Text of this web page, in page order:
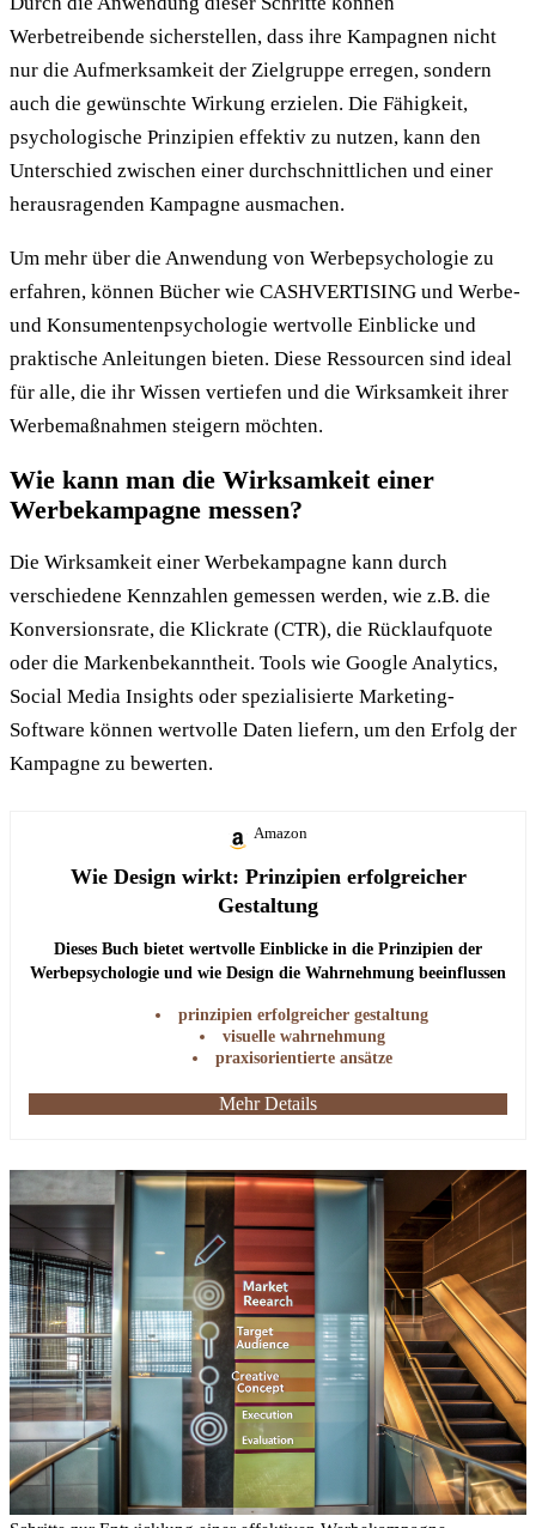
Werbetreibende sicherstellen, dass ihre Kampagnen nicht
nur die Aufmerksamkeit der Zielgruppe erregen, sondern
auch die gewünschte Wirkung erzielen. Die Fähigkeit,
psychologische Prinzipien effektiv zu nutzen, kann den
Unterschied zwischen einer durchschnittlichen und einer
herausragenden Kampagne ausmachen.
Um mehr über die Anwendung von Werbepsychologie zu
erfahren, können Bücher wie CASHVERTISING und Werbe-
und Konsumentenpsychologie wertvolle Einblicke und
praktische Anleitungen bieten. Diese Ressourcen sind ideal
für alle, die ihr Wissen vertiefen und die Wirksamkeit ihrer
Werbemaßnahmen steigern möchten.
Wie kann man die Wirksamkeit einer
Werbekampagne messen?
Die Wirksamkeit einer Werbekampagne kann durch
verschiedene Kennzahlen gemessen werden, wie z.B. die
Konversionsrate, die Klickrate (CTR), die Rücklaufquote
oder die Markenbekanntheit. Tools wie Google Analytics,
Social Media Insights oder spezialisierte Marketing-
Software können wertvolle Daten liefern, um den Erfolg der
Kampagne zu bewerten.
Amazon
Wie Design wirkt: Prinzipien erfolgreicher
Gestaltung
Dieses Buch bietet wertvolle Einblicke in die Prinzipien der
Werbepsychologie und wie Design die Wahrnehmung beeinflussen
prinzipien erfolgreicher gestaltung
visuelle wahrnehmung
praxisorientierte ansätze
Mehr Details